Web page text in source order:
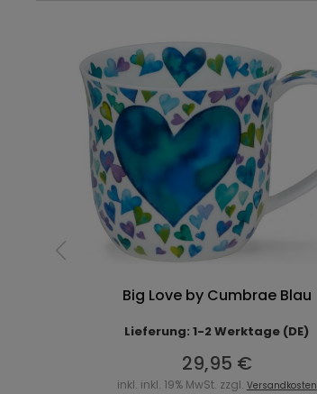
Big Love by Cumbrae Blau
Lieferung: 1-2 Werktage (DE)
29,95 €
inkl. inkl. 19% MwSt. zzgl. Versandkosten